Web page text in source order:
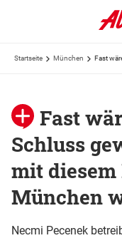
Startseite München
Fast
Schluss
mit diesem
München
Necmi Pecenek